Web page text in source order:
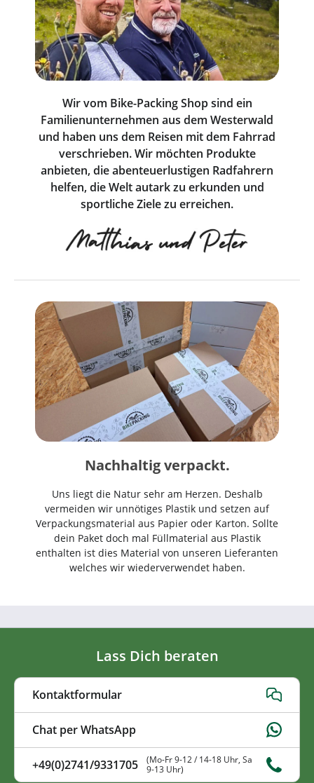
Wir vom Bike-Packing Shop sind ein
Familienunternehmen aus dem Westerwald
und haben uns dem Reisen mit dem Fahrrad
verschrieben. Wir möchten Produkte
anbieten, die abenteuerlustigen Radfahrern
helfen, die Welt autark zu erkunden und
sportliche Ziele zu erreichen.
Nachhaltig verpackt.
Uns liegt die Natur sehr am Herzen. Deshalb
vermeiden wir unnötiges Plastik und setzen auf
Verpackungsmaterial aus Papier oder Karton. Sollte
dein Paket doch mal Füllmaterial aus Plastik
enthalten ist dies Material von unseren Lieferanten
welches wir wiederverwendet haben.
Lass Dich beraten
Kontaktformular
Chat per WhatsApp
+49(0)2741/9331705
(Mo-Fr 9-12 / 14-18 Uhr, Sa
9-13 Uhr)